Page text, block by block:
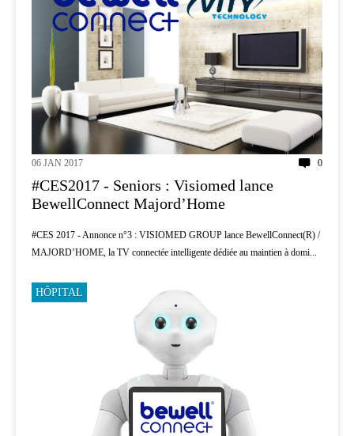
06 JAN 2017 0
#CES2017 - Seniors : Visiomed lance
BewellConnect Majord’Home
#CES 2017 - Annonce n°3 : VISIOMED GROUP lance BewellConnect(R) /
MAJORD’HOME, la TV connectée intelligente dédiée au maintien à domi...
HÔPITAL